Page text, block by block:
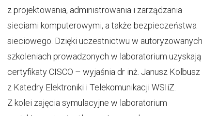
z projektowania, administrowania i zarządzania
sieciami komputerowymi, a także bezpieczeństwa
sieciowego. Dzięki uczestnictwu w autoryzowanych
szkoleniach prowadzonych w laboratorium uzyskają
certyfikaty CISCO – wyjaśnia dr inż. Janusz Kolbusz
z Katedry Elektroniki i Telekomunikacji WSIiZ.
Z kolei zajęcia symulacyjne w laboratorium